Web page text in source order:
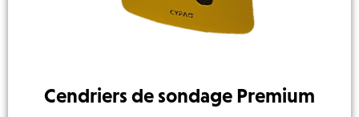
Cendriers de sondage Premium